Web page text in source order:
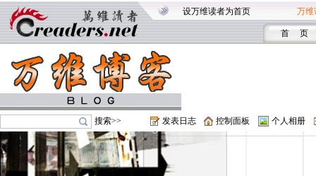
设万维读者为首页 万维
首 页
搜索>> 发表日志 控制面板 个人相册